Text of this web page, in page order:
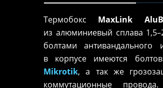
Термобокс MaxLink
из алюминиевый сплава
болтами
в корпусе имеются
Mikrotik, а так же
коммутационные